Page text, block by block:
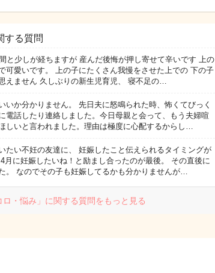
する質問
と少しが経ちますが 産んだ後悔が押し寄せて辛いです 上の
可愛いです。 上の子にたくさん我慢をさせた上での 下の子
えません 久しぶりの新生児育児、 寝不足の…
いか分かりません。 先日夫に怒鳴られた時、怖くてびっく
電話したり連絡しました。今日母親と会って、もう夫婦喧
しいと言われました。理由は極度に心配するからし…
たい不妊の友達に、 妊娠したこと伝えられるタイミングが
に妊娠したいね！と励まし合ったのが最後。 その直後に
。 なのでその子も妊娠してるかも分かりませんが…
ロ・悩み」に関する質問をもっと見る